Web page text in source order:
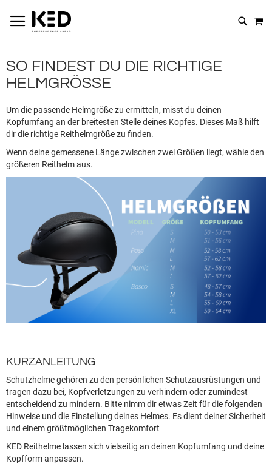
SUCHE
SO FINDEST DU DIE RICHTIGE
HELMGRÖSSE
Um die passende Helmgröße zu ermitteln, misst du deinen
Kopfumfang an der breitesten Stelle deines Kopfes. Dieses Maß hilft
dir die richtige Reithelmgröße zu finden.
Wenn deine gemessene Länge zwischen zwei Größen liegt, wähle den
größeren Reithelm aus.
KURZANLEITUNG
Schutzhelme gehören zu den persönlichen Schutzausrüstungen und
tragen dazu bei, Kopfverletzungen zu verhindern oder zumindest
entscheidend zu mindern. Bitte nimm dir etwas Zeit für die folgenden
Hinweise und die Einstellung deines Helmes. Es dient deiner Sicherheit
und einem größtmöglichen Tragekomfort
KED Reithelme lassen sich vielseitig an deinen Kopfumfang und deine
Kopfform anpassen.